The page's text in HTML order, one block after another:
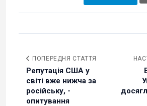
ПОПЕРЕДНЯ СТАТТЯ
Репутація США у
світі вже нижча за
російську, -
опитування